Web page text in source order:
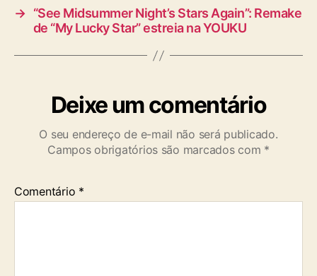
→ “See Midsummer Night’s Stars Again”: Remake
de “My Lucky Star” estreia na YOUKU
Deixe um comentário
O seu endereço de e-mail não será publicado.
Campos obrigatórios são marcados com *
Comentário *